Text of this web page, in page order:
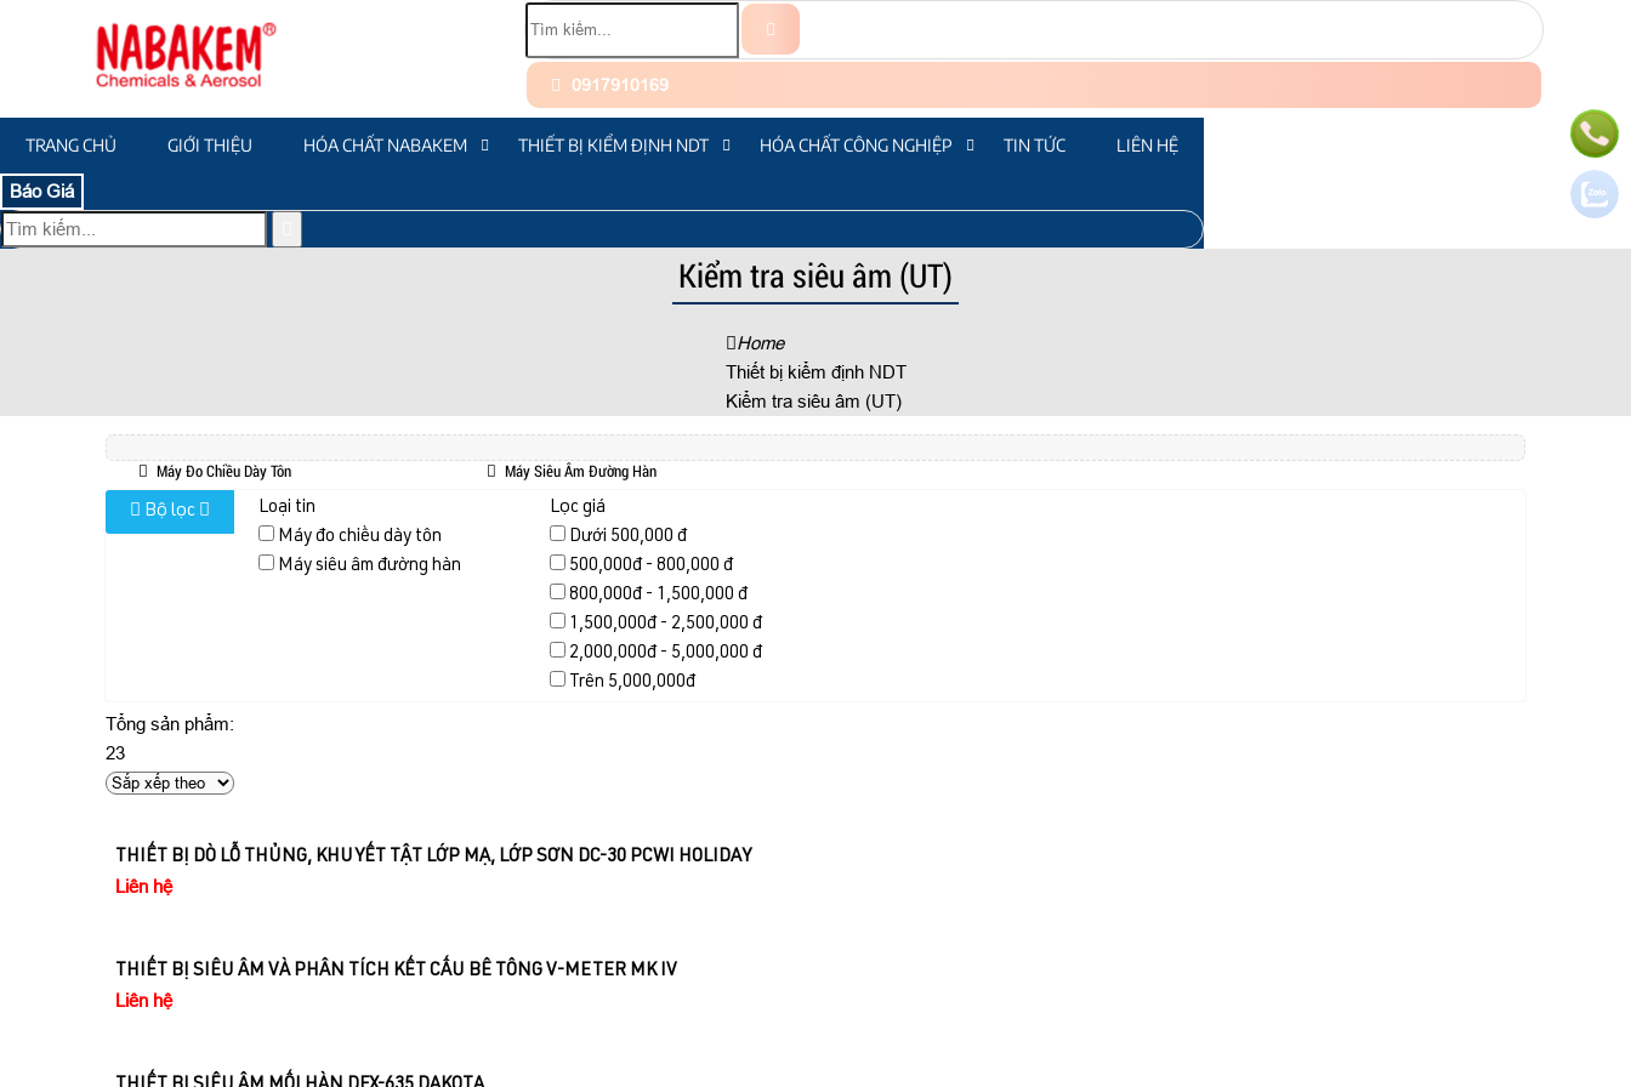
0917910169
TRANG CHỦ GIỚI THIỆU HÓA CHẤT NABAKEM THIẾT BỊ KIỂM ĐỊNH NDT HÓA CHẤT CÔNG NGHIỆP TIN TỨC LIÊN HỆ
Báo Giá
Kiểm tra siêu âm (UT)
Home
Thiết bị kiểm định NDT
Kiểm tra siêu âm (UT)
Máy Đo Chiều Dày Tôn Máy Siêu Âm Đường Hàn
Bộ lọc
Loại tin
Máy đo chiều dày tôn
Máy siêu âm đường hàn
Lọc giá
Dưới 500,000 đ
500,000đ - 800,000 đ
800,000đ - 1,500,000 đ
1,500,000đ - 2,500,000 đ
2,000,000đ - 5,000,000 đ
Trên 5,000,000đ
Tổng sản phẩm:
23
THIẾT BỊ DÒ LỖ THỦNG, KHUYẾT TẬT LỚP MẠ, LỚP SƠN DC-30 PCWI HOLIDAY
Liên hệ
THIẾT BỊ SIÊU ÂM VÀ PHÂN TÍCH KẾT CẤU BÊ TÔNG V-METER MK IV
Liên hệ